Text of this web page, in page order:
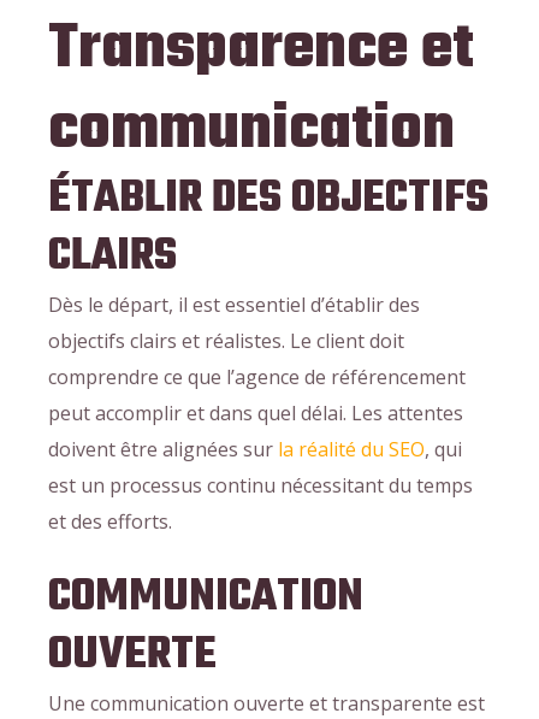
Transparence et
communication
ÉTABLIR DES OBJECTIFS
CLAIRS
Dès le départ, il est essentiel d’établir des
objectifs clairs et réalistes. Le client doit
comprendre ce que l’agence de référencement
peut accomplir et dans quel délai. Les attentes
doivent être alignées sur la réalité du SEO, qui
est un processus continu nécessitant du temps
et des efforts.
COMMUNICATION
OUVERTE
Une communication ouverte et transparente est